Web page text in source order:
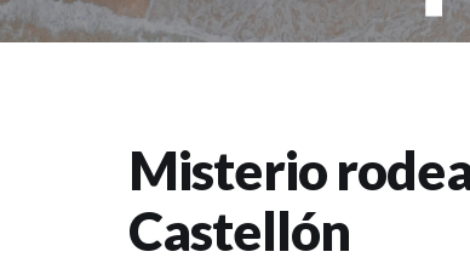
Misterio
Castellón